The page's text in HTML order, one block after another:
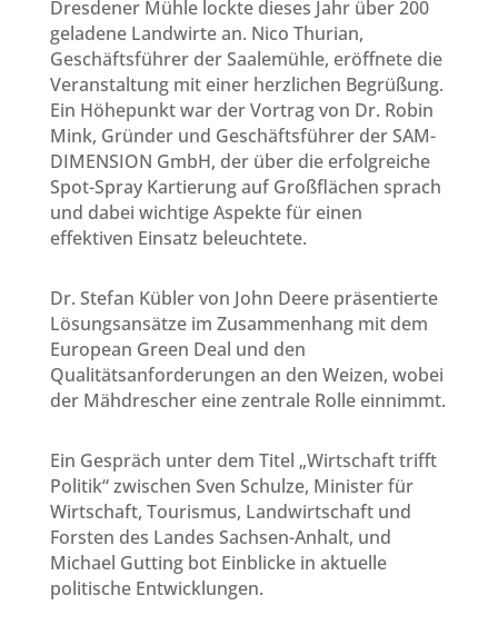
Dresdener Mühle lockte dieses Jahr über 200
geladene Landwirte an. Nico Thurian,
Geschäftsführer der Saalemühle, eröffnete die
Veranstaltung mit einer herzlichen Begrüßung.
Ein Höhepunkt war der Vortrag von Dr. Robin
Mink, Gründer und Geschäftsführer der SAM-
DIMENSION GmbH, der über die erfolgreiche
Spot-Spray Kartierung auf Großflächen sprach
und dabei wichtige Aspekte für einen
effektiven Einsatz beleuchtete.
Dr. Stefan Kübler von John Deere präsentierte
Lösungsansätze im Zusammenhang mit dem
European Green Deal und den
Qualitätsanforderungen an den Weizen, wobei
der Mähdrescher eine zentrale Rolle einnimmt.
Ein Gespräch unter dem Titel „Wirtschaft trifft
Politik“ zwischen Sven Schulze, Minister für
Wirtschaft, Tourismus, Landwirtschaft und
Forsten des Landes Sachsen-Anhalt, und
Michael Gutting bot Einblicke in aktuelle
politische Entwicklungen.